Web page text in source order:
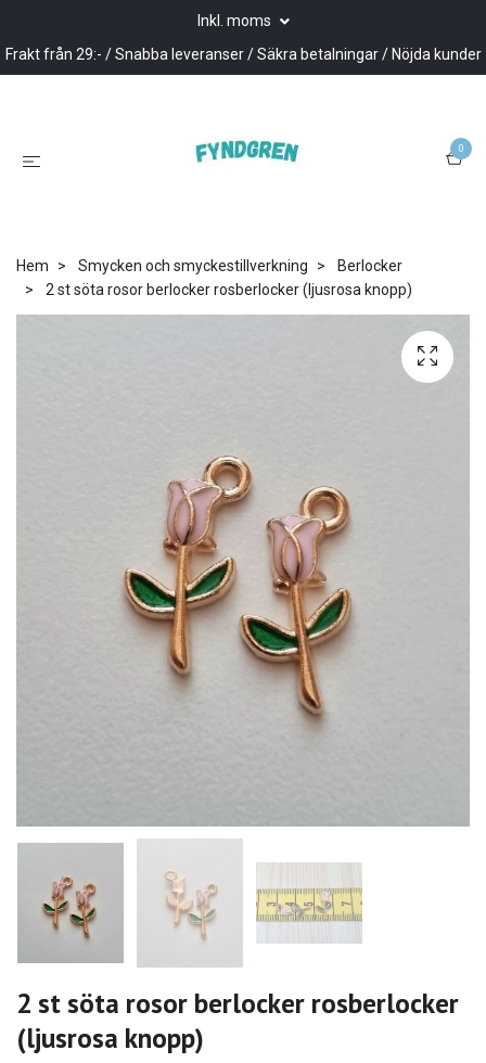
Inkl. moms
Frakt från 29:- / Snabba leveranser / Säkra betalningar / Nöjda kunder
0
Hem Smycken och smyckestillverkning
Berlocker
2 st söta rosor berlocker rosberlocker (ljusrosa knopp)
2 st söta rosor berlocker rosberlocker
(ljusrosa knopp)